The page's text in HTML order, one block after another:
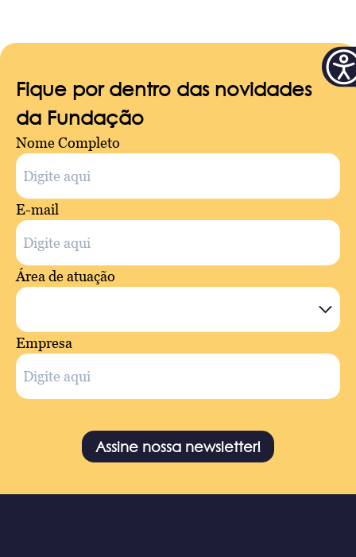
Fique por dentro das novidades
da Fundação
Nome Completo
E-mail
Área de atuação
Empresa
Assine nossa newsletter!